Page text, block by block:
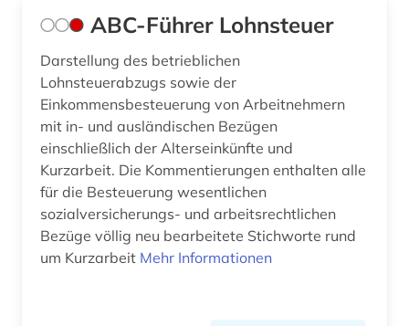
außenhandel (1)
außenpolitik (4)
außenwirtschaft (1)
außenwirtschaftsrecht (3)
baden-württemberg (11)
bande (1)
bandenkriminalität (1)
ABC-Führer Lohnsteuer
Darstellung des betrieblichen
Lohnsteuerabzugs sowie der
Einkommensbesteuerung von Arbeitnehmern
mit in- und ausländischen Bezügen
einschließlich der Alterseinkünfte und
Kurzarbeit. Die Kommentierungen enthalten alle
für die Besteuerung wesentlichen
sozialversicherungs- und arbeitsrechtlichen
Bezüge völlig neu bearbeitete Stichworte rund
um Kurzarbeit Mehr Informationen